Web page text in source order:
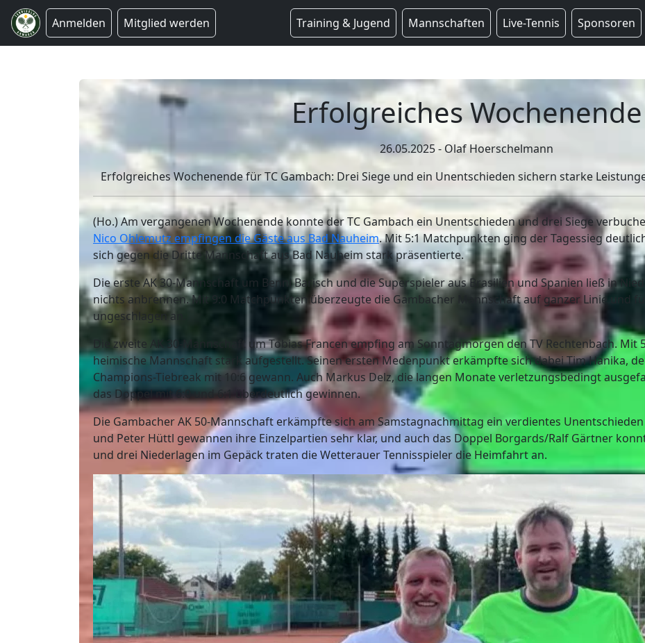
Anmelden Mitglied werden Training & Jugend Mannschaften Live-Tennis Sponsoren
Erfolgreiches Wochenende
26.05.2025 - Olaf Hoerschelmann
Erfolgreiches Wochenende für TC Gambach: Drei Siege und ein Unentschieden sichern starke
(Ho.) Am vergangenen Wochenende konnte der TC Gambach ein Unentschieden und drei Siege
Nico Ohlemutz empfingen die Gäste aus Bad Nauheim. Mit 5:1 Matchpunkten ging der Tagessieg
sich gegen die Dritte Mannschaft aus Bad Nauheim stark präsentierte.
Die erste AK 30-Mannschaft um Benni Barisch und die Superspieler aus Brasilien und Spanien ließ in
nichts anbrennen. Mit 9:0 Matchpunkten überzeugte die Gambacher Mannschaft auf ganzer Linie und
ungeschlagen an.
Die zweite AK 30-Mannschaft um Tobias Francen empfing am Sonntagmorgen den TV Rechtenbach.
heimische Mannschaft stark aufgestellt. Seinen ersten Medenpunkt erkämpfte sich dabei Tim Hanika,
Champions-Tiebreak mit 10:6 gewann. Auch Markus Delz, die langen Monate verletzungsbedingt
das Doppel mit 6:0 und 6:1 überdeutlich gewinnen.
Die Gambacher AK 50-Mannschaft erkämpfte sich am Samstagnachmittag ein verdientes
und Peter Hüttl gewannen ihre Einzelpartien sehr klar, und auch das Doppel Borgards/Ralf Gärtner
und drei Niederlagen im Gepäck traten die Wetterauer Tennisspieler die Heimfahrt an.